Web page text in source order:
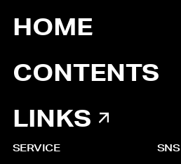
HOME
CONTENTS
LINKS
SERVICE SNS